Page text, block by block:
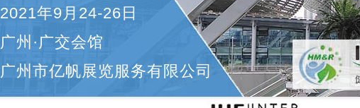
2021年9月24-26日
广州·广交会馆
广州市亿帆展览服务有限公司